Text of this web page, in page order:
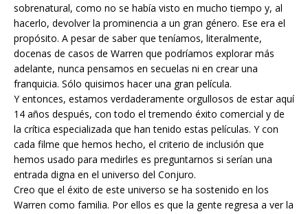
sobrenatural, como no se había visto en mucho tiempo y, al
hacerlo, devolver la prominencia a un gran género. Ese era el
propósito. A pesar de saber que teníamos, literalmente,
docenas de casos de Warren que podríamos explorar más
adelante, nunca pensamos en secuelas ni en crear una
franquicia. Sólo quisimos hacer una gran película.
Y entonces, estamos verdaderamente orgullosos de estar aquí
14 años después, con todo el tremendo éxito comercial y de
la crítica especializada que han tenido estas películas. Y con
cada filme que hemos hecho, el criterio de inclusión que
hemos usado para medirles es preguntarnos si serían una
entrada digna en el universo del Conjuro.
Creo que el éxito de este universo se ha sostenido en los
Warren como familia. Por ellos es que la gente regresa a ver la